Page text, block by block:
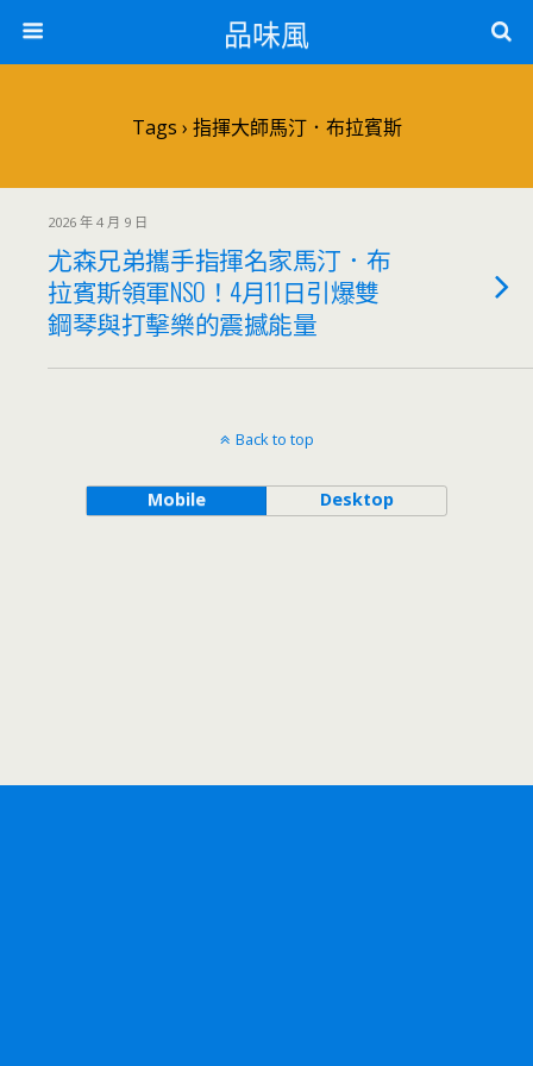
品味風
Tags › 指揮大師馬汀．布拉賓斯
2026 年 4 月 9 日
尤森兄弟攜手指揮名家馬汀．布
拉賓斯領軍NSO！4月11日引爆雙
鋼琴與打擊樂的震撼能量
Back to top
Mobile Desktop